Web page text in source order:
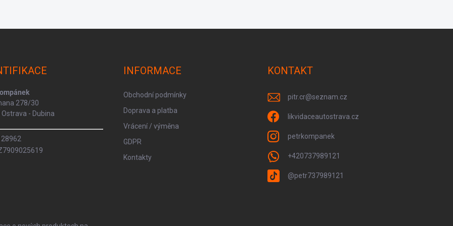
278/30
- Dubina
INFORMACE
Obchodní podmínky
Doprava a platba
Vrácení / výměna
GDPR
Kontakty
KONTAKT
pitr.cr@seznam.cz
likvidaceautostrava.cz
petrkompanek
+420737989121
@petr737989121